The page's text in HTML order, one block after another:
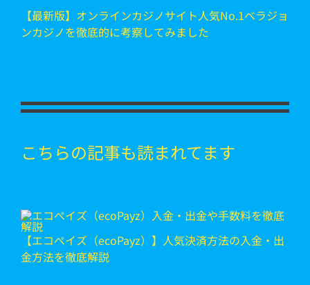
【最新版】オンラインカジノサイト人気No.1ベラジョ
ンカジノを徹底的に考察してみました
こちらの記事も読まれてます
【エコぺイズ（ecoPayz）】人気決済方法の入金・出
金方法を徹底解説